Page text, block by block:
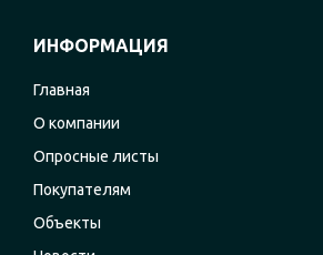
ИНФОРМАЦИЯ
Главная
О компании
Опросные листы
Покупателям
Объекты